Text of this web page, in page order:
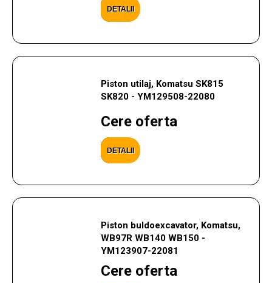
DETALII
Piston utilaj, Komatsu SK815
SK820 - YM129508-22080
Cere oferta
DETALII
Piston buldoexcavator, Komatsu,
WB97R WB140 WB150 -
YM123907-22081
Cere oferta